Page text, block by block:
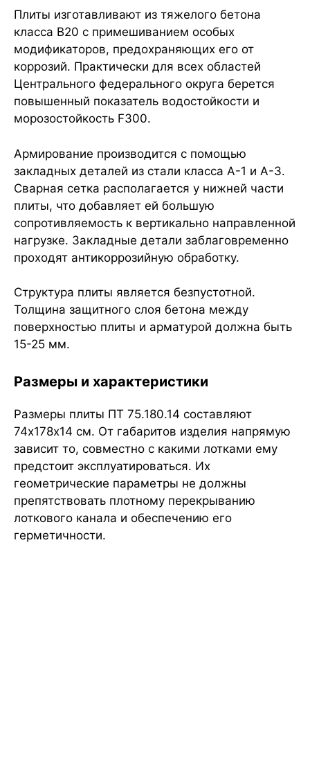
Плиты изготавливают из тяжелого бетона
класса B20 с примешиванием особых
модификаторов, предохраняющих его от
коррозий. Практически для всех областей
Центрального федерального округа берется
повышенный показатель водостойкости и
морозостойкость F300.
Армирование производится с помощью
закладных деталей из стали класса А-1 и А-3.
Сварная сетка располагается у нижней части
плиты, что добавляет ей большую
сопротивляемость к вертикально направленной
нагрузке. Закладные детали заблаговременно
проходят антикоррозийную обработку.
Структура плиты является безпустотной.
Толщина защитного слоя бетона между
поверхностью плиты и арматурой должна быть
15-25 мм.
Размеры и характеристики
Размеры плиты ПТ 75.180.14 составляют
74х178х14 см. От габаритов изделия напрямую
зависит то, совместно с какими лотками ему
предстоит эксплуатироваться. Их
геометрические параметры не должны
препятствовать плотному перекрыванию
лоткового канала и обеспечению его
герметичности.